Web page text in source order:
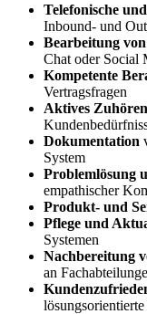
Telefonische
Inbound- und
Bearbeitung
Chat oder Social
Kompetente
Vertragsfragen
Aktives Zuhören
Dokumentation
System
Problemlösung
empathischer
Produkt- und
Pflege und
Systemen
Nachbereitung
an